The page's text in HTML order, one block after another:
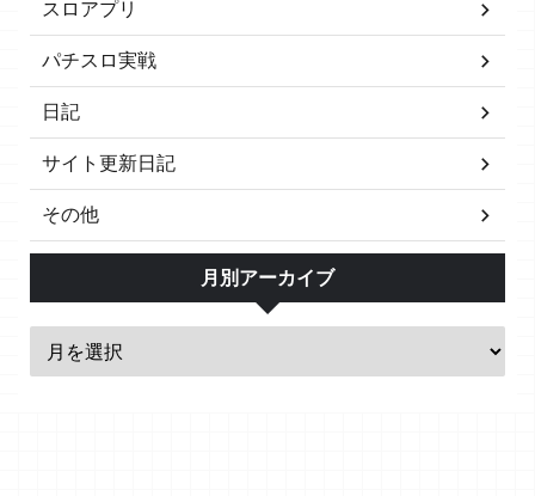
スロアプリ
パチスロ実戦
日記
サイト更新日記
その他
月別アーカイブ